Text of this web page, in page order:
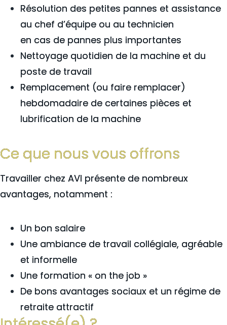
Résolution des petites pannes et assistance
au chef d’équipe ou au technicien
en cas de pannes plus importantes
Nettoyage quotidien de la machine et du
poste de travail
Remplacement (ou faire remplacer)
hebdomadaire de certaines pièces et
lubrification de la machine
Ce que nous vous offrons
Travailler chez AVI présente de nombreux
avantages, notamment :
Un bon salaire
Une ambiance de travail collégiale, agréable
et informelle
Une formation « on the job »
De bons avantages sociaux et un régime de
retraite attractif